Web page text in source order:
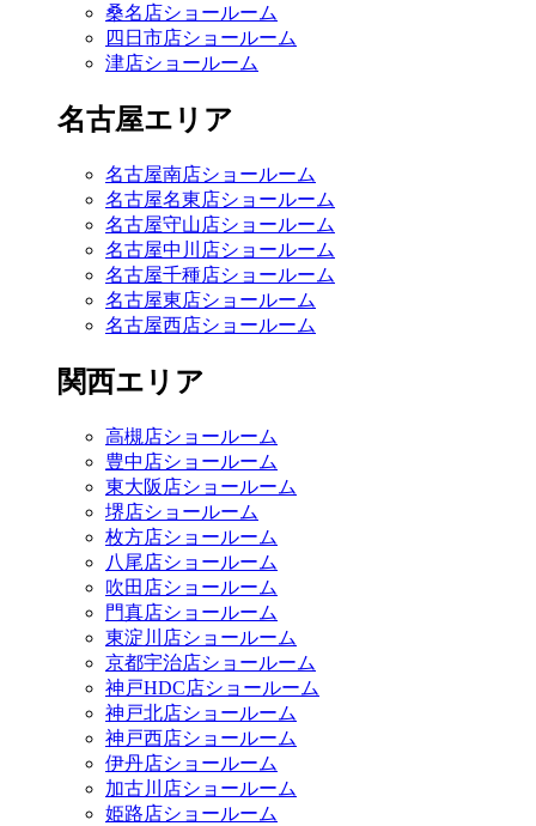
桑名店ショールーム
四日市店ショールーム
津店ショールーム
名古屋エリア
名古屋南店ショールーム
名古屋名東店ショールーム
名古屋守山店ショールーム
名古屋中川店ショールーム
名古屋千種店ショールーム
名古屋東店ショールーム
名古屋西店ショールーム
関西エリア
高槻店ショールーム
豊中店ショールーム
東大阪店ショールーム
堺店ショールーム
枚方店ショールーム
八尾店ショールーム
吹田店ショールーム
門真店ショールーム
東淀川店ショールーム
京都宇治店ショールーム
神戸HDC店ショールーム
神戸北店ショールーム
神戸西店ショールーム
伊丹店ショールーム
加古川店ショールーム
姫路店ショールーム